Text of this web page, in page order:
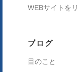
WEBサイトを
ブログ
目のこと